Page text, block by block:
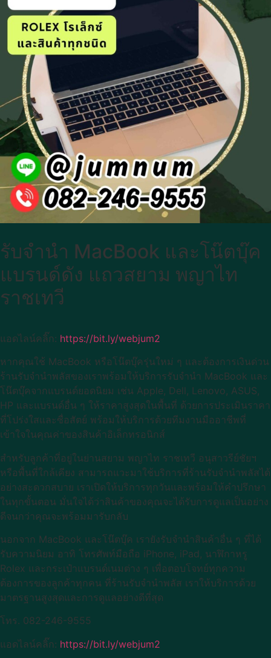
รับจำนำ MacBook และโน๊ตบุ๊ค
แบรนด์ดัง แถวสยาม พญาไท
ราชเทวี
แอดไลน์คลิ๊ก: https://bit.ly/webjum2
หากคุณใช้ MacBook หรือโน๊ตบุ๊ครุ่นใหม่ ๆ และต้องการเงินด่วน
ร้านรับจำนำพลัสของเราพร้อมให้บริการรับจำนำ MacBook และ
โน๊ตบุ๊คจากแบรนด์ยอดนิยม เช่น Apple, Dell, Lenovo, ASUS,
HP และแบรนด์อื่น ๆ ให้ราคาสูงสุดในพื้นที่ ด้วยการประเมินราคา
ที่โปร่งใสและซื่อสัตย์ พร้อมให้บริการด้วยทีมงานมืออาชีพที่
เข้าใจในคุณค่าของสินค้าอิเล็กทรอนิกส์
สำหรับลูกค้าที่อยู่ในย่านสยาม พญาไท ราชเทวี อนุสาวรีย์ชัยฯ
หรือพื้นที่ใกล้เคียง สามารถแวะมาใช้บริการที่ร้านรับจำนำพลัสได้
อย่างสะดวกสบาย เราเปิดให้บริการทุกวันและพร้อมให้คำปรึกษา
ในทุกขั้นตอน มั่นใจได้ว่าสินค้าของคุณจะได้รับการดูแลเป็นอย่าง
ดีจนกว่าคุณจะพร้อมมารับกลับ
นอกจาก MacBook และโน๊ตบุ๊ค เรายังรับจำนำสินค้าอื่น ๆ ที่ได้
รับความนิยม อาทิ โทรศัพท์มือถือ iPhone, iPad, นาฬิกาหรู
Rolex และกระเป๋าแบรนด์เนมต่าง ๆ เพื่อตอบโจทย์ทุกความ
ต้องการของลูกค้าทุกคน ที่ร้านรับจำนำพลัส เราให้บริการด้วย
มาตรฐานสูงสุดและการดูแลอย่างดีที่สุด
โทร. 082-246-9555
แอดไลน์คลิ๊ก: https://bit.ly/webjum2